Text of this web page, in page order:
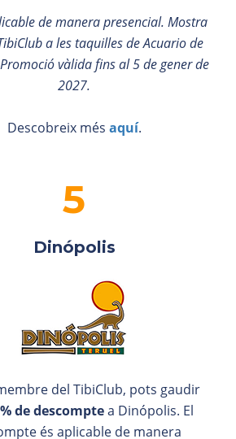
de manera presencial. Mostra
a les taquilles de Acuario de
vàlida fins al 5 de gener de
2027.
Descobreix més aquí.
Dinópolis
del TibiClub, pots gaudir
de descomptea Dinópolis. El
és aplicable de manera